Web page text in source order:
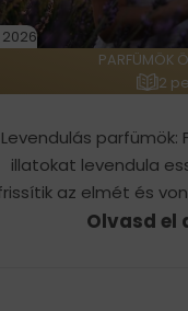
2026
PARFÜMÖK
2
Levendulás parfümök:
illatokat levendula
az elmét és
Olvasd el